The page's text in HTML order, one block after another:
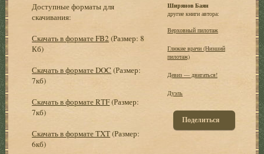
Доступные форматы для
скачивания:
Скачать в формате FB2 (Размер: 8
Кб)
Скачать в формате DOC (Размер:
7кб)
Скачать в формате RTF(Размер:
7кб)
Скачать в формате TXT(Размер:
6кб)
Ширянов Баян
другие книги автора:
Верховный пилотаж
Глюкие врачи (Низший
пилотаж)
Девиз — двигаться!
Дуэль
Поделиться